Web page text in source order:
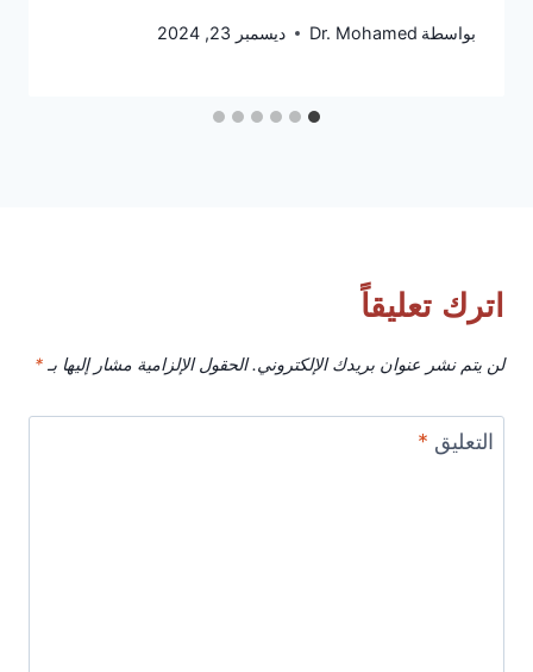
بواسطة Dr. Mohamed ديسمبر 23, 2024
اترك تعليقاً
لن يتم نشر عنوان بريدك الإلكتروني. الحقول الإلزامية مشار إليها بـ *
التعليق *